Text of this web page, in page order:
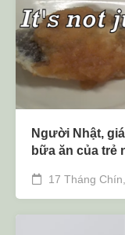
Người Nhật,
bữa ăn của trẻ
17 Tháng